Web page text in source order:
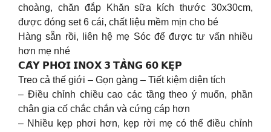
choàng, chăn đắp Khăn sữa kích thước 30x30cm,
được đóng set 6 cái, chất liệu mềm mịn cho bé
Hàng sẵn rồi, liên hệ mẹ Sóc để được tư vấn nhiều
hơn mẹ nhé
𝗖𝗔̂𝗬 𝗣𝗛𝗢̛𝗜 𝗜𝗡𝗢𝗫 𝟯 𝗧𝗔̂̀𝗡𝗚 𝟲𝟬 𝗞𝗘̣𝗣
Treo cả thế giới – Gọn gàng – Tiết kiệm diện tích
– Điều chỉnh chiều cao các tầng theo ý muốn, phần
chân gia cố chắc chắn và cứng cáp hơn
– Nhiều kẹp phơi hơn, kẹp rời mẹ có thể điều chỉnh